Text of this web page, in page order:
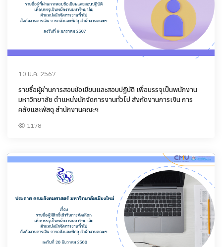
10 ม.ค. 2567
รายชื่อผู้ผ่านการสอบข้อเขียนและสอบปฏิบัติ เพื่อบรรจุเป็นพนักงาน
มหาวิทยาลัย ตำแหน่งนักจัดการงานทั่วไป สังกัดงานการเงิน การ
คลังและพัสดุ สำนักงานคณะฯ
1178